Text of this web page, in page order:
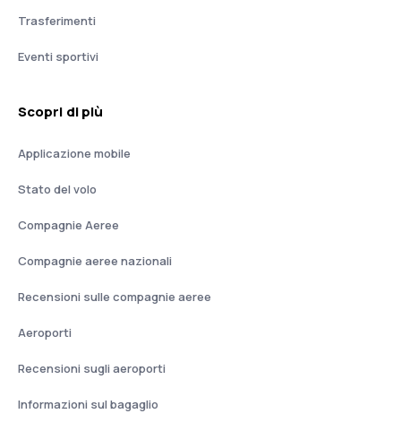
Trasferimenti
Eventi sportivi
Scopri di più
Applicazione mobile
Stato del volo
Compagnie Aeree
Compagnie aeree nazionali
Recensioni sulle compagnie aeree
Aeroporti
Recensioni sugli aeroporti
Informazioni sul bagaglio